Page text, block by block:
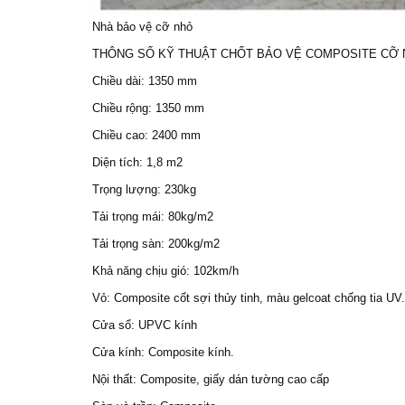
Nhà bảo vệ cỡ nhỏ
THÔNG SỐ KỸ THUẬT CHỐT BẢO VỆ COMPOSITE CỠ
Chiều dài: 1350 mm
Chiều rộng: 1350 mm
Chiều cao: 2400 mm
Diện tích: 1,8 m2
Trọng lượng: 230kg
Tải trọng mái: 80kg/m2
Tải trọng sàn: 200kg/m2
Khả năng chịu gió: 102km/h
Vỏ: Composite cốt sợi thủy tinh, màu gelcoat chống tia UV.
Cửa sổ: UPVC kính
Cửa kính: Composite kính.
Nội thất: Composite, giấy dán tường cao cấp